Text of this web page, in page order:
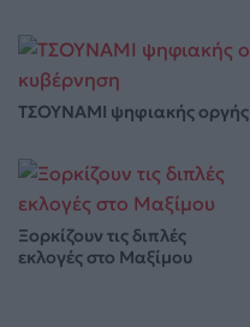
ΤΣΟΥΝΑΜΙ ψηφιακής
Ξορκίζουν τις διπλές
εκλογές στο Μαξίμου